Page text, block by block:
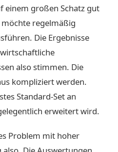
einem großen Schatz gut
regelmäßig
Die Ergebnisse
also stimmen. Die
kompliziert werden.
Standard-Set an
erweitert wird.
Problem mit hoher